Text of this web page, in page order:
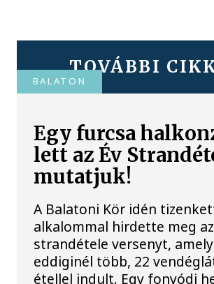
TOVÁBBI
BALATON
Egy furcsa
lett az Év
mutatjuk!
A Balatoni Kör idén
alkalommal hirdette meg
strandétele versenyt,
eddiginél több, 22
étellel indult. Egy fonyódi